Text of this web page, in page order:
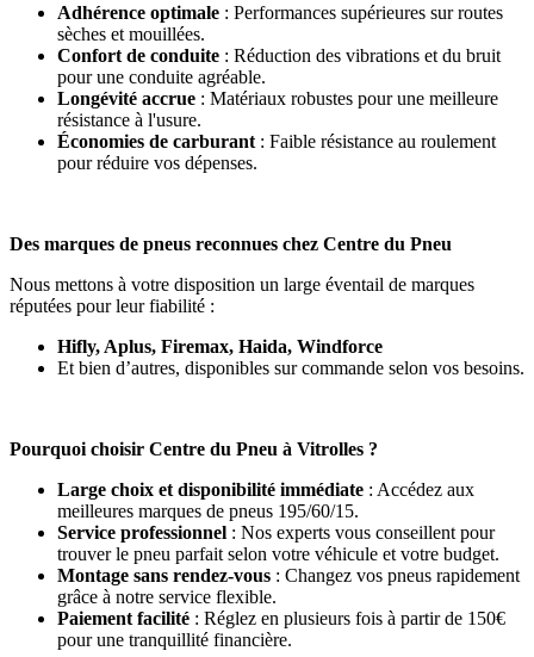
Adhérence optimale : Performances supérieures sur routes
sèches et mouillées.
Confort de conduite : Réduction des vibrations et du bruit
pour une conduite agréable.
Longévité accrue : Matériaux robustes pour une meilleure
résistance à l'usure.
Économies de carburant : Faible résistance au roulement
pour réduire vos dépenses.
Des marques de pneus reconnues chez Centre du Pneu
Nous mettons à votre disposition un large éventail de marques
réputées pour leur fiabilité :
Hifly, Aplus, Firemax, Haida, Windforce
Et bien d’autres, disponibles sur commande selon vos besoins.
Pourquoi choisir Centre du Pneu à Vitrolles ?
Large choix et disponibilité immédiate : Accédez aux
meilleures marques de pneus 195/60/15.
Service professionnel : Nos experts vous conseillent pour
trouver le pneu parfait selon votre véhicule et votre budget.
Montage sans rendez-vous : Changez vos pneus rapidement
grâce à notre service flexible.
Paiement facilité : Réglez en plusieurs fois à partir de 150€
pour une tranquillité financière.